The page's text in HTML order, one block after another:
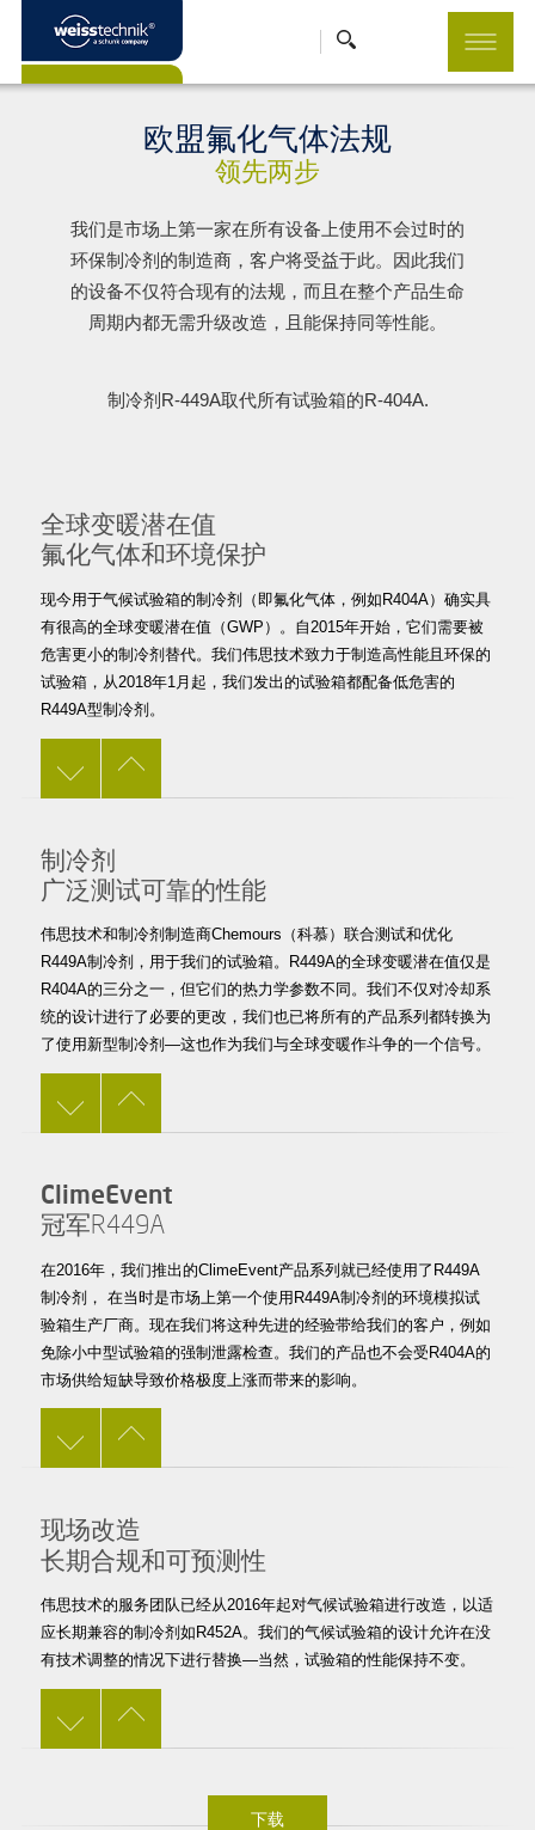
欧盟氟化气体法规
领先两步
我们是市场上第一家在所有设备上使用不会过时的
环保制冷剂的制造商，客户将受益于此。因此我们
的设备不仅符合现有的法规，而且在整个产品生命
周期内都无需升级改造，且能保持同等性能。
制冷剂R-449A取代所有试验箱的R-404A.
全球变暖潜在值
氟化气体和环境保护
现今用于气候试验箱的制冷剂（即氟化气体，例如R404A）确实具
有很高的全球变暖潜在值（GWP）。自2015年开始，它们需要被
危害更小的制冷剂替代。我们伟思技术致力于制造高性能且环保的
试验箱，从2018年1月起，我们发出的试验箱都配备低危害的
R449A型制冷剂。
制冷剂
广泛测试可靠的性能
伟思技术和制冷剂制造商Chemours（科慕）联合测试和优化
R449A制冷剂，用于我们的试验箱。R449A的全球变暖潜在值仅是
R404A的三分之一，但它们的热力学参数不同。我们不仅对冷却系
统的设计进行了必要的更改，我们也已将所有的产品系列都转换为
了使用新型制冷剂—这也作为我们与全球变暖作斗争的一个信号。
ClimeEvent
冠军R449A
在2016年，我们推出的ClimeEvent产品系列就已经使用了R449A
制冷剂， 在当时是市场上第一个使用R449A制冷剂的环境模拟试
验箱生产厂商。现在我们将这种先进的经验带给我们的客户，例如
免除小中型试验箱的强制泄露检查。我们的产品也不会受R404A的
市场供给短缺导致价格极度上涨而带来的影响。
现场改造
长期合规和可预测性
伟思技术的服务团队已经从2016年起对气候试验箱进行改造，以适
应长期兼容的制冷剂如R452A。我们的气候试验箱的设计允许在没
有技术调整的情况下进行替换—当然，试验箱的性能保持不变。
下载